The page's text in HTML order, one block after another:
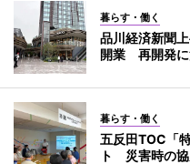
暮らす・働く
品川経済新聞
開業 再開発に
暮らす・働く
五反田TOC「
ト 災害時の